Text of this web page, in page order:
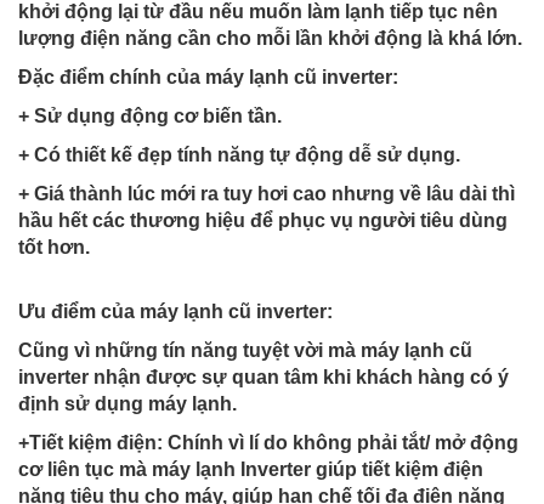
khởi động lại từ đầu nếu muốn làm lạnh tiếp tục nên
lượng điện năng cần cho mỗi lần khởi động là khá lớn.
Đặc điểm chính của máy lạnh cũ inverter:
+ Sử dụng động cơ biến tần.
+ Có thiết kế đẹp tính năng tự động dễ sử dụng.
+ Giá thành lúc mới ra tuy hơi cao nhưng về lâu dài thì
hầu hết các thương hiệu để phục vụ người tiêu dùng
tốt hơn.
Ưu điểm của máy lạnh cũ inverter:
Cũng vì những tín năng tuyệt vời mà máy lạnh cũ
inverter nhận được sự quan tâm khi khách hàng có ý
định sử dụng máy lạnh.
+Tiết kiệm điện: Chính vì lí do không phải tắt/ mở động
cơ liên tục mà máy lạnh Inverter giúp tiết kiệm điện
năng tiêu thụ cho máy, giúp hạn chế tối đa điện năng